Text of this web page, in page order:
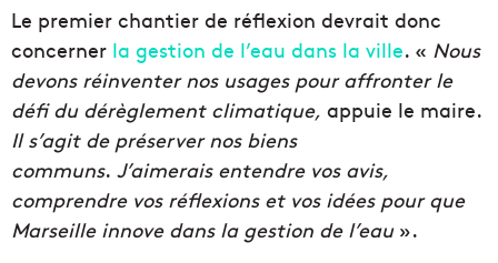
Le premier chantier de réflexion devrait donc
concerner la gestion de l’eau dans la ville. « Nous
devons réinventer nos usages pour affronter le
défi du dérèglement climatique, appuie le maire.
Il s’agit de préserver nos biens
communs. J’aimerais entendre vos avis,
comprendre vos réflexions et vos idées pour que
Marseille innove dans la gestion de l’eau».